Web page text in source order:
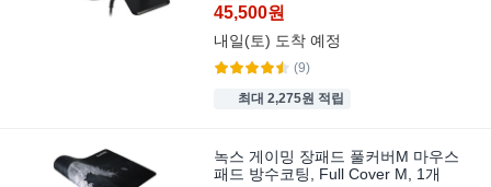
45,500원
내일(토) 도착 예정
(9)
최대 2,275원 적립
녹스 게이밍 장패드 풀커버M 마우스
패드 방수코팅, Full Cover M, 1개